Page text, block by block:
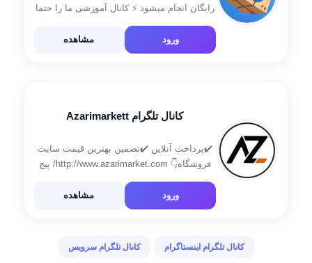
رایگان انجام میشود ⚡ کانال آموزشی ما را حتما
ما: instagram.com/AirdropPersian 🌟 روبات
خدمات تلگرام و اینستاگرام + یوتیوب و تیک تاک
ورود مشاهده
کانال تلگرام Azarimarkett
✔️پرداخت آنلاین ✔️تضمین بهترین قیمت سایت
فروشگاه👇 http://www.azarimarket.com/ پیج
ورود مشاهده
کانال تلگرام اینستاگرام کانال تلگرام سرویس